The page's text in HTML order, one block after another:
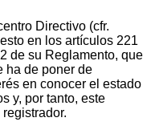
Directivo (cfr.
en los artículos 221
de su Reglamento, que
ha de poner de
en conocer el estado
y, por tanto, este